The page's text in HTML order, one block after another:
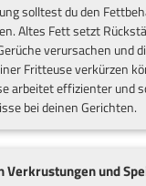
solltest du den
Altes Fett setzt
verursachen und
Fritteuse verkürzen
arbeitet effizienter und
bei deinen Gerichten.
Verkrustungen und